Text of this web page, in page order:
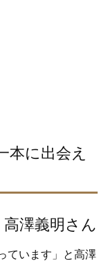
本に出会え
澤義明さん
ています」と高澤